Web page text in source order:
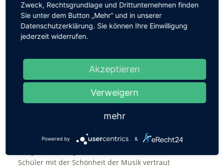
Ein Opernhaus bietet weit mehr als nur die Bühne
für Sängerinnen und Musiker – hinter den Kulissen
gibt es eine Vielzahl verschiedener Berufe zu
entdecken. Um Schülerinnen und Schülern diese
Juni 2025 eine
Berufsberatung für die
unserer Schule anbieten.
Ein herzlicher Dank
Dieses Projekt wurde durch das Engagement von
Waldorfschule Chemnitz, initiiert. Frau Krone ist es
Schüler mit der Schönheit der Musik vertraut
Zweck, Rechtsgrundlage und Drittunternehmen finden
Sie unter dem Button „Mehr“ und in unserer
Datenschutzerklärung. Sie können Ihre Einwilligung
jederzeit widerrufen.
Akzeptieren
Verweigern
mehr
Powered by &